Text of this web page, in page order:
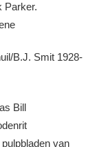
Parker.
B.J. Smit 1928-
Bill
van